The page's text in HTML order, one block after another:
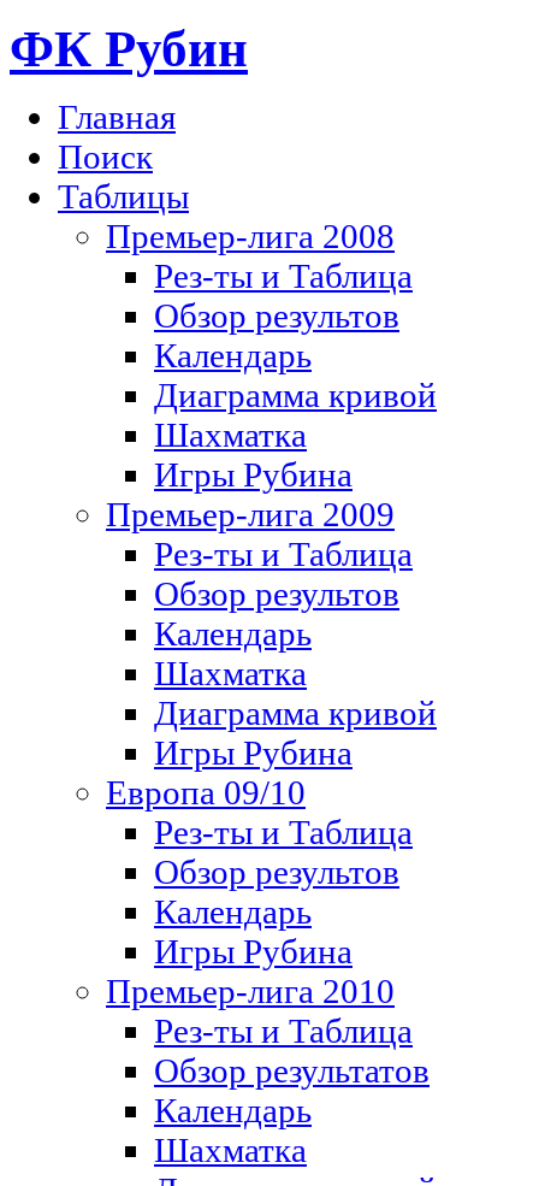
ФК Рубин
Главная
Поиск
Таблицы
Премьер-лига 2008
Рез-ты и Таблица
Обзор результов
Календарь
Диаграмма кривой
Шахматка
Игры Рубина
Премьер-лига 2009
Рез-ты и Таблица
Обзор результов
Календарь
Шахматка
Диаграмма кривой
Игры Рубина
Европа 09/10
Рез-ты и Таблица
Обзор результов
Календарь
Игры Рубина
Премьер-лига 2010
Рез-ты и Таблица
Обзор результатов
Календарь
Шахматка